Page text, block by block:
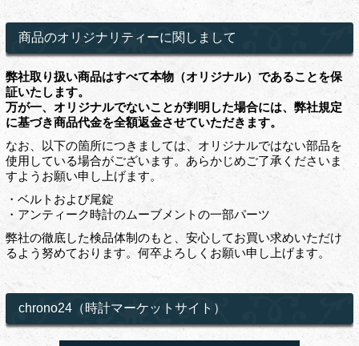
商品のオリジナリティーに関しまして
弊社取り扱い商品はすべて本物（オリジナル）であることを保
証いたします。
万が一、オリジナルでないことが判明した場合には、弊社規定
に基づき商品代金を全額返金させていただきます。
なお、以下の箇所につきましては、オリジナルではない部品を
使用している場合がございます。あらかじめご了承くださいま
すようお願い申し上げます。
・ベルトおよび尾錠
・アンティーク時計のムーブメントの一部パーツ
弊社の徹底した検品体制のもと、安心してお買い求めいただけ
るよう努めております。何卒よろしくお願い申し上げます。
chrono24（時計マーケットサイト）